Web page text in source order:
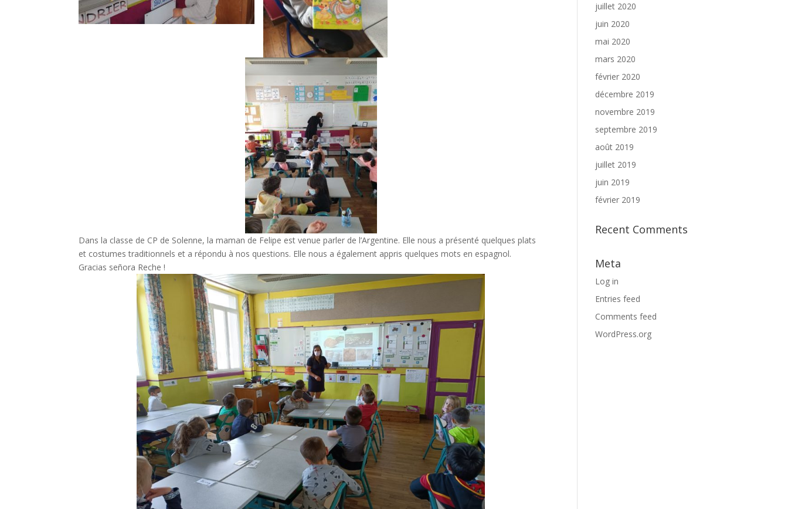
Dans la classe de CP de Solenne, la maman de Felipe est venue parler de l’Argentine. Elle nous a présenté quelques plats
et costumes traditionnels et a répondu à nos questions. Elle nous a également appris quelques mots en espagnol.
Gracias señora Reche !
juillet 2020
juin 2020
mai 2020
mars 2020
février 2020
décembre 2019
novembre 2019
septembre 2019
août 2019
juillet 2019
juin 2019
février 2019
Recent Comments
Meta
Log in
Entries feed
Comments feed
WordPress.org